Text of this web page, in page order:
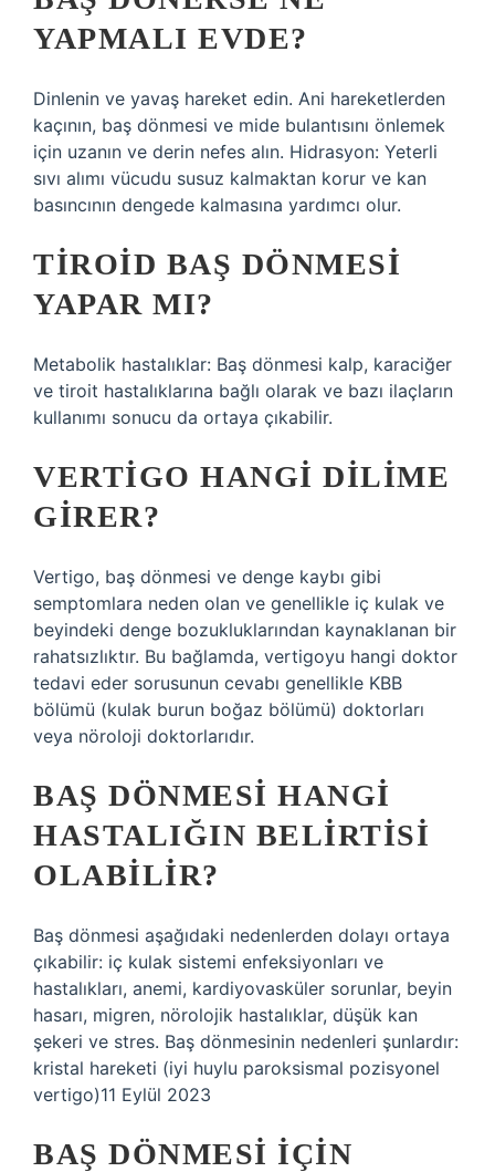
YAPMALI EVDE?
Dinlenin ve yavaş hareket edin. Ani hareketlerden
kaçının, baş dönmesi ve mide bulantısını önlemek
için uzanın ve derin nefes alın. Hidrasyon: Yeterli
sıvı alımı vücudu susuz kalmaktan korur ve kan
basıncının dengede kalmasına yardımcı olur.
TIROID BAŞ DÖNMESI
YAPAR MI?
Metabolik hastalıklar: Baş dönmesi kalp, karaciğer
ve tiroit hastalıklarına bağlı olarak ve bazı ilaçların
kullanımı sonucu da ortaya çıkabilir.
VERTIGO HANGI DILIME
GIRER?
Vertigo, baş dönmesi ve denge kaybı gibi
semptomlara neden olan ve genellikle iç kulak ve
beyindeki denge bozukluklarından kaynaklanan bir
rahatsızlıktır. Bu bağlamda, vertigoyu hangi doktor
tedavi eder sorusunun cevabı genellikle KBB
bölümü (kulak burun boğaz bölümü) doktorları
veya nöroloji doktorlarıdır.
BAŞ DÖNMESI HANGI
HASTALIĞIN BELIRTISI
OLABILIR?
Baş dönmesi aşağıdaki nedenlerden dolayı ortaya
çıkabilir: iç kulak sistemi enfeksiyonları ve
hastalıkları, anemi, kardiyovasküler sorunlar, beyin
hasarı, migren, nörolojik hastalıklar, düşük kan
şekeri ve stres. Baş dönmesinin nedenleri şunlardır:
kristal hareketi (iyi huylu paroksismal pozisyonel
vertigo)11 Eylül 2023
BAŞ DÖNMESI IÇIN